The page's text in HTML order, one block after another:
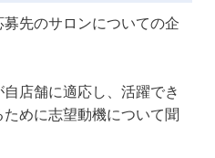
先のサロンについての企
店舗に適応し、活躍でき
めに志望動機について聞